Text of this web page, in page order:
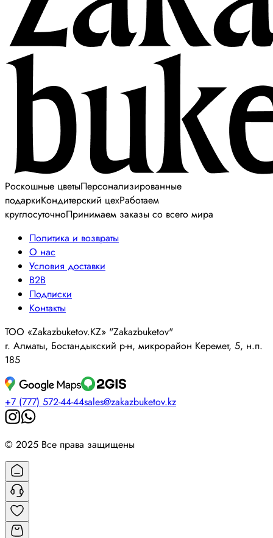
Роскошные цветыПерсонализированные
подаркиКондитерский цехРаботаем
круглосуточноПринимаем заказы со всего мира
Политика и возвраты
О нас
Условия доставки
B2B
Подписки
Контакты
ТОО «Zakazbuketov.KZ» "Zakazbuketov"
г. Алматы, Бостандыкский р-н, микрорайон Керемет, 5, н.п.
185
+7 (777) 572-44-44sales@zakazbuketov.kz
© 2025 Все права защищены